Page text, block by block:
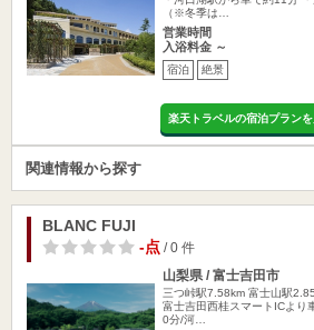
（※冬季は…
営業時間
入浴料金 ～
宿泊 絶景
楽天トラベルの宿泊プランを
関連情報から探す
BLANC FUJI
-点/ 0 件
山梨県 / 富士吉田市
三つ峠駅7.58km 富士山駅
富士吉田西桂スマートICより
0分/河…